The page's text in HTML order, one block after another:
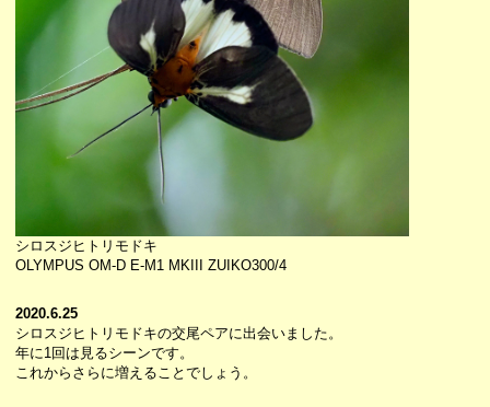
シロスジヒトリモドキ
OLYMPUS OM-D E-M1 MKIII ZUIKO300/4
2020.6.25
シロスジヒトリモドキの交尾ペアに出会いました。
年に1回は見るシーンです。
これからさらに増えることでしょう。